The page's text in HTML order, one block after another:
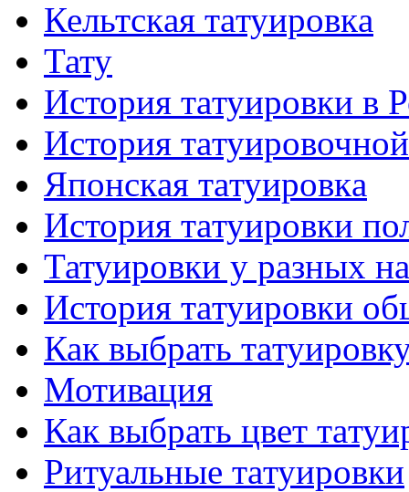
Кельтскaя тaтуировкa
Тату
История тaтуировки в
История
Японскaя тaтуировкa
История тaтуировки
Татуировки у разных
История тaтуировки
Как выбрать
Мотивация
Как выбрать цвет
Ритуальные тaтуировки